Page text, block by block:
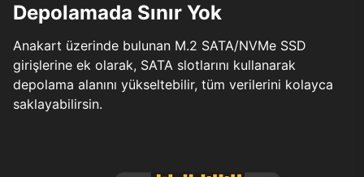
Depolamada Sınır Yok
Anakart üzerinde bulunan M.2 SATA/NVMe SSD
girişlerine ek olarak, SATA slotlarını kullanarak
depolama alanını yükseltebilir, tüm verilerini kolayca
saklayabilirsin.